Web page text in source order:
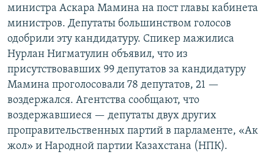
министра Аскара Мамина на пост главы кабинета
министров. Депутаты большинством голосов
одобрили эту кандидатуру. Спикер мажилиса
Нурлан Нигматулин объявил, что из
присутствовавших 99 депутатов за кандидатуру
Мамина проголосовали 78 депутатов, 21 —
воздержался. Агентства сообщают, что
воздержавшиеся — депутаты двух других
проправительственных партий в парламенте, «Ак
жол» и Народной партии Казахстана (НПК).